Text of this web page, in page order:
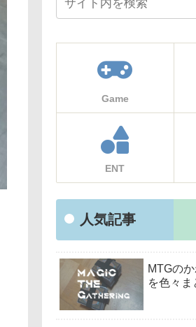
Game
ENT
人気記事
MTGの
を色々ま